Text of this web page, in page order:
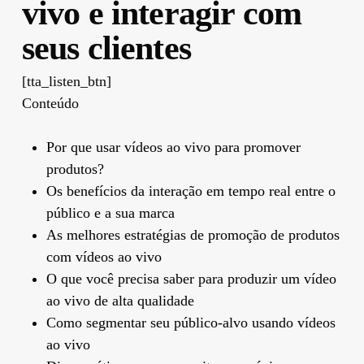
vivo e interagir com
seus clientes
[tta_listen_btn]
Conteúdo
Por que usar vídeos ao vivo para promover
produtos?
Os benefícios da interação em tempo real entre o
público e a sua marca
As melhores estratégias de promoção de produtos
com vídeos ao vivo
O que você precisa saber para produzir um vídeo
ao vivo de alta qualidade
Como segmentar seu público-alvo usando vídeos
ao vivo